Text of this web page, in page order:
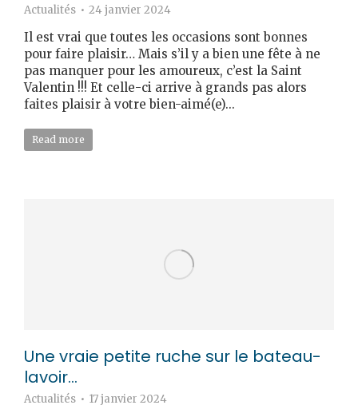
Actualités 24 janvier 2024
Il est vrai que toutes les occasions sont bonnes
pour faire plaisir… Mais s’il y a bien une fête à ne
pas manquer pour les amoureux, c’est la Saint
Valentin !!! Et celle-ci arrive à grands pas alors
faites plaisir à votre bien-aimé(e)...
Read more
Une vraie petite ruche sur le bateau-
lavoir…​
Actualités 17 janvier 2024